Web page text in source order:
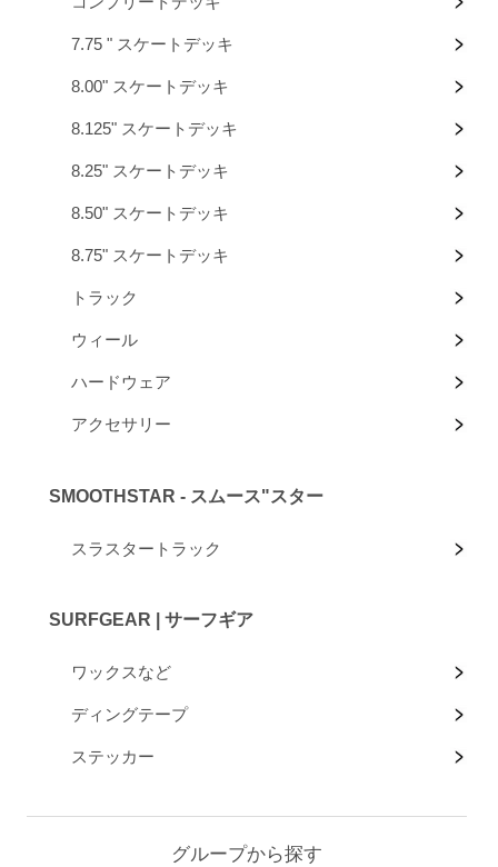
7.75 " スケートデッキ
8.00" スケートデッキ
8.125" スケートデッキ
8.25" スケートデッキ
8.50" スケートデッキ
8.75" スケートデッキ
トラック
ウィール
ハードウェア
アクセサリー
SMOOTHSTAR - スムース"スター
スラスタートラック
SURFGEAR | サーフギア
ワックスなど
ディングテープ
ステッカー
グループから探す